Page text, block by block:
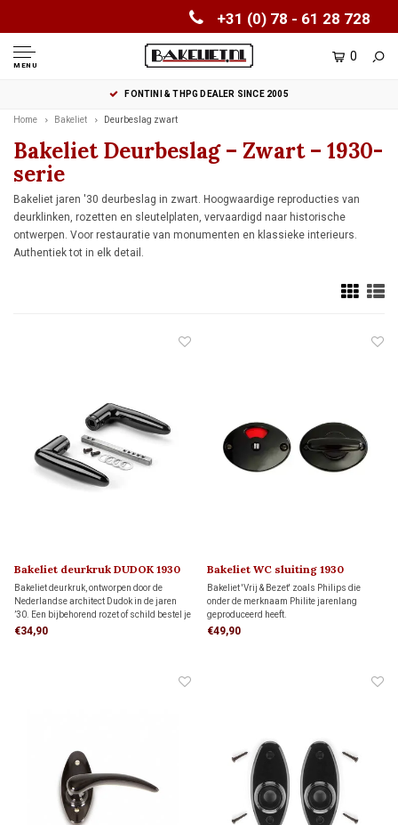
+31 (0) 78 - 61 28 728
MENU
0
FONTINI & THPG DEALER SINCE 2005
Home Bakeliet Deurbeslag zwart
Bakeliet Deurbeslag – Zwart – 1930-
serie
Bakeliet jaren '30 deurbeslag in zwart. Hoogwaardige reproducties van
deurklinken, rozetten en sleutelplaten, vervaardigd naar historische
ontwerpen. Voor restauratie van monumenten en klassieke interieurs.
Authentiek tot in elk detail.
Bakeliet deurkruk DUDOK 1930
Bakeliet deurkruk, ontworpen door de
Nederlandse architect Dudok in de jaren
’30. Een bijbehorend rozet of schild bestel je
hieronder apart bij ‘Gerelateerde
€34,90
Bakeliet WC sluiting 1930
Bakeliet 'Vrij & Bezet' zoals Philips die
onder de merknaam Philite jarenlang
geproduceerd heeft.
€49,90